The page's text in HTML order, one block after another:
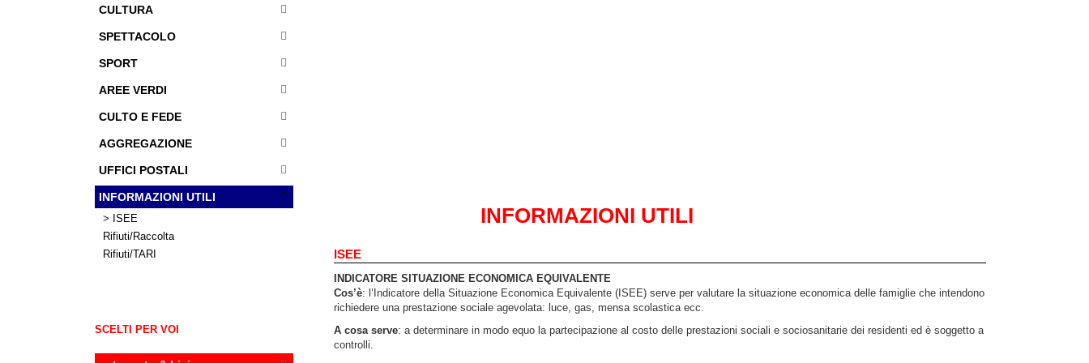
CULTURA
SPETTACOLO
SPORT
AREE VERDI
CULTO E FEDE
AGGREGAZIONE
UFFICI POSTALI
INFORMAZIONI UTILI
> ISEE
Rifiuti/Raccolta
Rifiuti/TARI
SCELTI PER VOI
INFORMAZIONI UTILI
ISEE
INDICATORE SITUAZIONE ECONOMICA EQUIVALENTE
Cos’è: l’Indicatore della Situazione Economica Equivalente (ISEE) serve per valutare la situazione economica delle famiglie che intendono
richiedere una prestazione sociale agevolata: luce, gas, mensa scolastica ecc.
A cosa serve: a determinare in modo equo la partecipazione al costo delle prestazioni sociali e sociosanitarie dei residenti ed è soggetto a
controlli.